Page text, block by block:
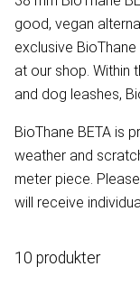
good, vegan
exclusive
at our shop. Within
and dog leashes,
BioThane BETA is
weather and
meter piece.
will receive
10 produkter